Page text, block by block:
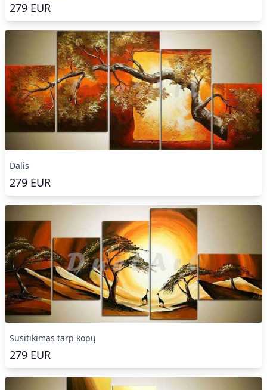
279 EUR
Dalis
279 EUR
Susitikimas tarp kopų
279 EUR